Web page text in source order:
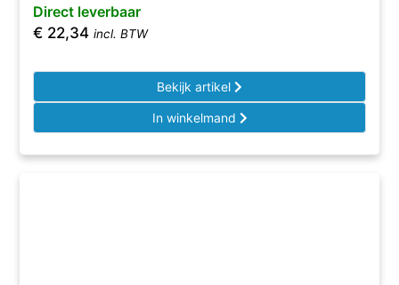
Direct leverbaar
€ 22,34 incl. BTW
Bekijk artikel
In winkelmand